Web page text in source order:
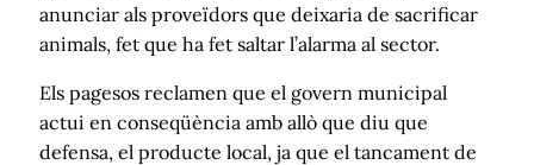
anunciar als proveïdors que deixaria de sacrificar
animals, fet que ha fet saltar l’alarma al sector.
Els pagesos reclamen que el govern municipal
actui en conseqüència amb allò que diu que
defensa, el producte local, ja que el tancament de